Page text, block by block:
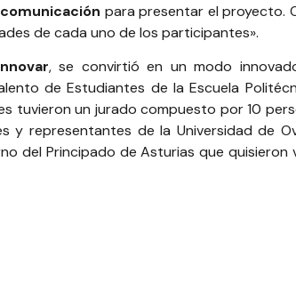
comunicación para presentar el proyecto.
de cada uno de los participantes».
, se convirtió en un modo
de Estudiantes de la Escuela
tuvieron un jurado compuesto por 10
y representantes de la Universidad de
del Principado de Asturias que quisieron